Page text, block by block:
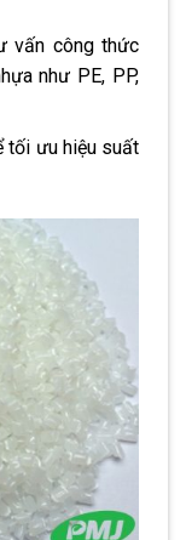
vấn công thức
như PE, PP,
tối ưu hiệu suất